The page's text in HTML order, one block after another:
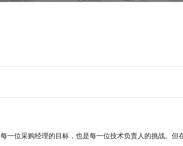
一位采购经理的目标，也是每一位技术负责人的挑战。